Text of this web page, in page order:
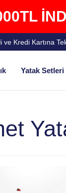
ve Kredi Kartına
Yatak Setleri